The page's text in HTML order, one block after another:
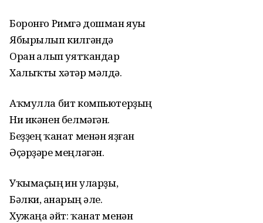
Боронғо Римгә дошман яуы
Ябырылып килгәндә
Оран һалып уятҡандар
Халыҡты хәтәр мәлдә.
Аҡмулла бит компьютерҙың
Ни икәнен белмәгән.
Беҙҙең ҡанат менән яҙған
Әҫәрҙәре меңләгән.
Уҡымаҫһың һин уларҙы,
Бәлки, һанарһың әле.
Хужаңа әйт: ҡанат менән